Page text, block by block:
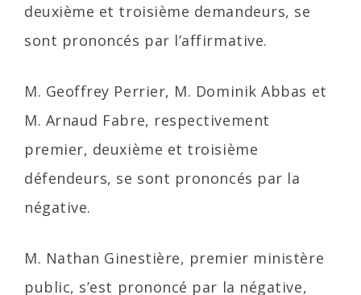
deuxième et troisième demandeurs, se
sont prononcés par l’affirmative.
M. Geoffrey Perrier, M. Dominik Abbas et
M. Arnaud Fabre, respectivement
premier, deuxième et troisième
défendeurs, se sont prononcés par la
négative.
M. Nathan Ginestière, premier ministère
public, s’est prononcé par la négative,